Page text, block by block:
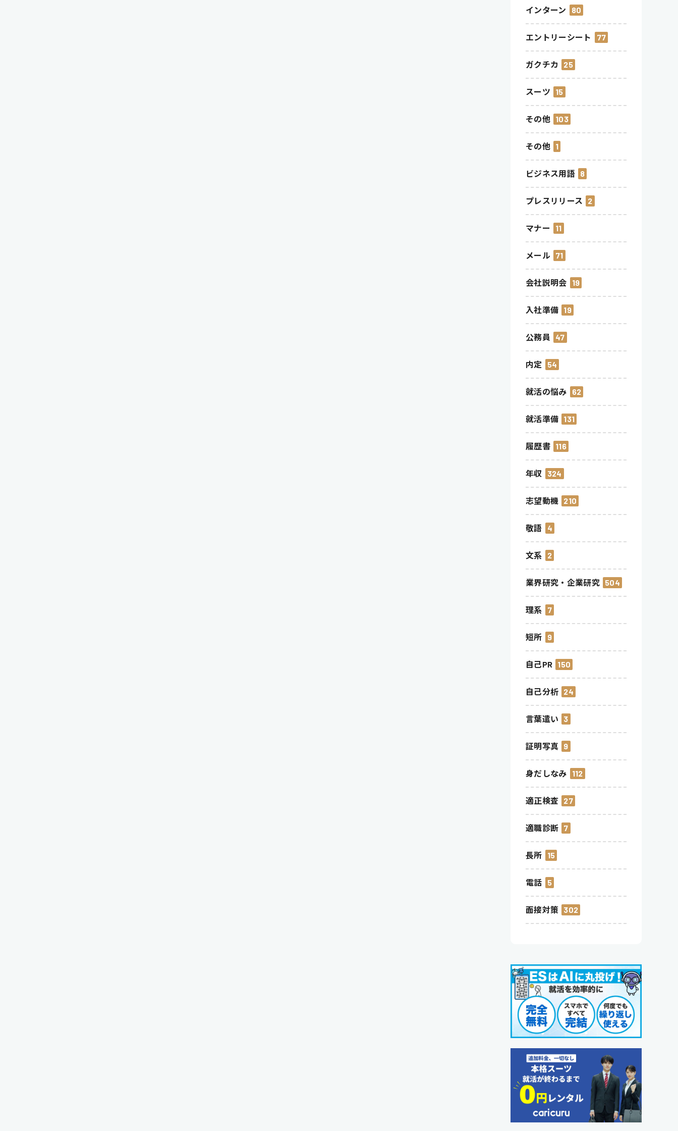
インターン 80
エントリーシート 77
ガクチカ 25
スーツ 15
その他 103
その他 1
ビジネス用語 8
プレスリリース 2
マナー 11
メール 71
会社説明会 19
入社準備 19
公務員 47
内定 54
就活の悩み 62
就活準備 131
履歴書 116
年収 324
志望動機 210
敬語 4
文系 2
業界研究・企業研究 504
理系 7
短所 9
自己PR 150
自己分析 24
言葉遣い 3
証明写真 9
身だしなみ 112
適正検査 27
適職診断 7
長所 15
電話 5
面接対策 302